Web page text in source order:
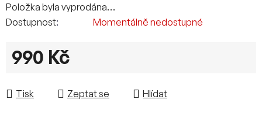
Položka byla vyprodána…
Dostupnost
Momentálně nedostupné
990 Kč
Tisk
Zeptat se Hlídat